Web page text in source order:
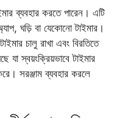
ব্যবহার করতে পারেন। এটি
ঘড়ি বা যেকোনো টাইমার।
চালু রাখা এবং বিরতিতে
স্বয়ংক্রিয়ভাবে টাইমার
সরঞ্জাম ব্যবহার করলে